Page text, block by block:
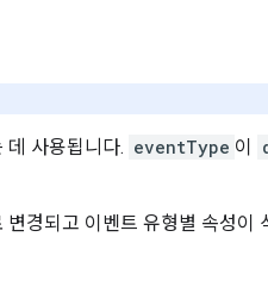
데 사용됩니다. eventType 이
변경되고 이벤트 유형별 속성이